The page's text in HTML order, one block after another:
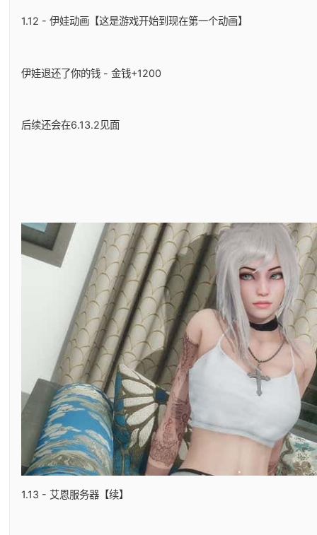
1.12 - 伊娃动画【这是游戏开始到现在第一个动画】
伊娃退还了你的钱 - 金钱+1200
后续还会在6.13.2见面
1.13 - 艾恩服务器【续】